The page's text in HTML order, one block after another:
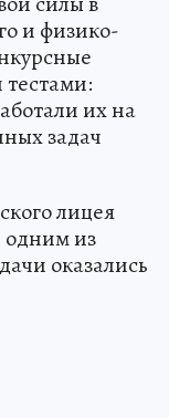
и физико-
их на
задач
лицея
из
оказались